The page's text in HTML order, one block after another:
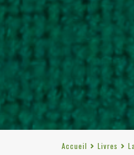
Accueil Livres